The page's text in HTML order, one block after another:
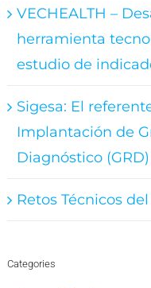
VECHEALTH –
herramienta
estudio de
Sigesa: El
Implantación de
Diagnóstico (GRD)
Retos Técnicos
Categories